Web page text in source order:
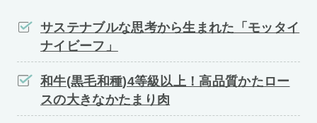
サステナブルな思考から生まれた「モッタイ
ナイビーフ」
和牛(黒毛和種)4等級以上！高品質かたロー
スの大きなかたまり肉